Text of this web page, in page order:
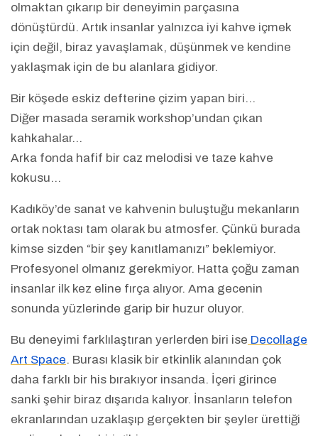
olmaktan çıkarıp bir deneyimin parçasına
dönüştürdü. Artık insanlar yalnızca iyi kahve içmek
için değil, biraz yavaşlamak, düşünmek ve kendine
yaklaşmak için de bu alanlara gidiyor.
Bir köşede eskiz defterine çizim yapan biri…
Diğer masada seramik workshop’undan çıkan
kahkahalar…
Arka fonda hafif bir caz melodisi ve taze kahve
kokusu…
Kadıköy’de sanat ve kahvenin buluştuğu mekanların
ortak noktası tam olarak bu atmosfer. Çünkü burada
kimse sizden “bir şey kanıtlamanızı” beklemiyor.
Profesyonel olmanız gerekmiyor. Hatta çoğu zaman
insanlar ilk kez eline fırça alıyor. Ama gecenin
sonunda yüzlerinde garip bir huzur oluyor.
Bu deneyimi farklılaştıran yerlerden biri ise Decollage
Art Space. Burası klasik bir etkinlik alanından çok
daha farklı bir his bırakıyor insanda. İçeri girince
sanki şehir biraz dışarıda kalıyor. İnsanların telefon
ekranlarından uzaklaşıp gerçekten bir şeyler ürettiği